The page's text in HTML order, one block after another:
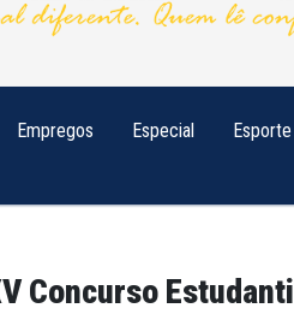
Empregos Especial Esporte
Concurso Estudantil